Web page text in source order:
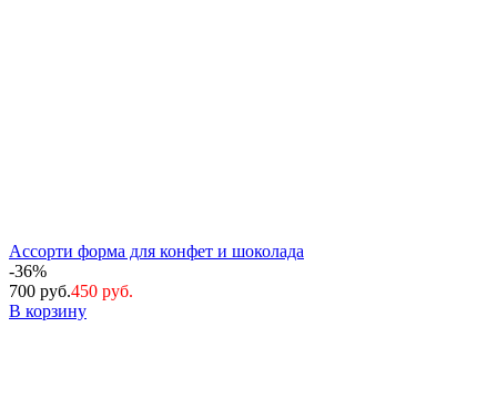
Ассорти форма для конфет и шоколада
-36%
700 руб.450 руб.
В корзину